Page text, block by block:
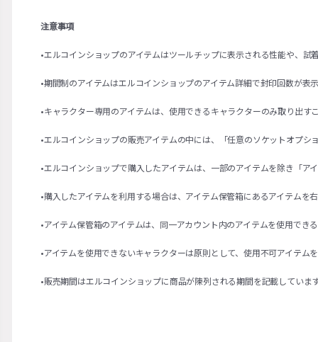
注意事項
•エルコインショップのアイテムはツールチップに表示される性能や、
•期間制のアイテムはエルコインショップのアイテム詳細で封印回数が
•キャラクター専用のアイテムは、使用できるキャラクターのみ取り出す
•エルコインショップの販売アイテムの中には、「任意のソケットオプ
•エルコインショップで購入したアイテムは、一部のアイテムを除き「ア
•購入したアイテムを利用する場合は、アイテム保管箱にあるアイテムを
•アイテム保管箱のアイテムは、同一アカウント内のアイテムを使用でき
•アイテムを使用できないキャラクターは原則として、使用不可アイテム
•販売期間はエルコインショップに商品が陳列される期間を記載してい